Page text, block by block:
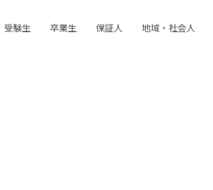
受験生 卒業生 保証人 地域・社会人